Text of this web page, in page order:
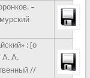
–
: [о
А. А.
//